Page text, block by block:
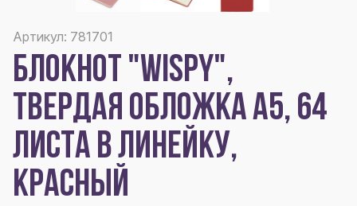
Артикул: 781701
БЛОКНОТ "WISPY",
ТВЕРДАЯ ОБЛОЖКА A5, 64
ЛИСТА В ЛИНЕЙКУ,
КРАСНЫЙ